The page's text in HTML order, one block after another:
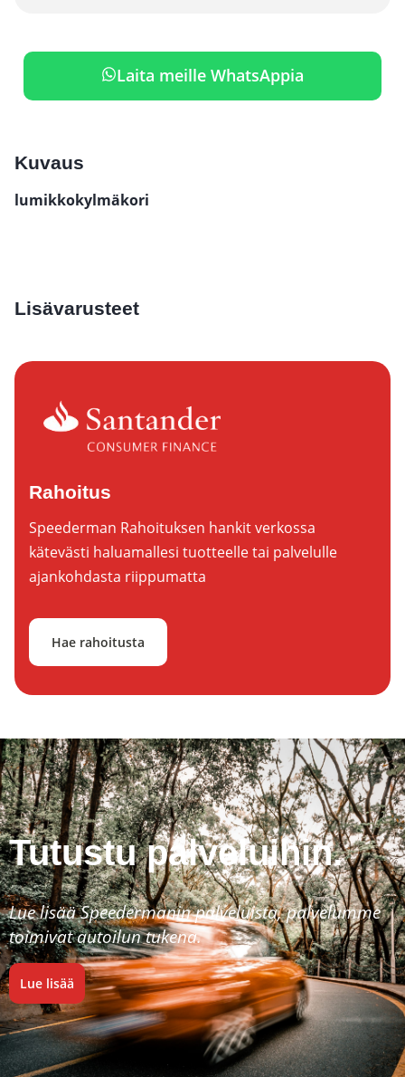
Laita meille WhatsAppia
Kuvaus
lumikkokylmäkori
Lisävarusteet
Rahoitus
Speederman Rahoituksen hankit verkossa
kätevästi haluamallesi tuotteelle tai palvelulle
ajankohdasta riippumatta
Hae rahoitusta
Tutustu palveluihin.
Lue lisää Speedermanin palveluista, palvelumme
toimivat autoilun tukena.
Lue lisää